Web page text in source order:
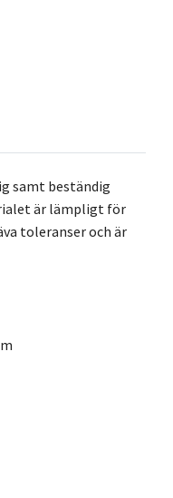
samt beständig
är lämpligt för
toleranser och är